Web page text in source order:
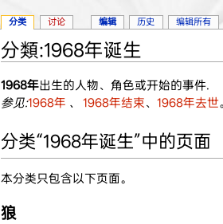
分類:1968年诞生
1968年出生的人物、角色或开始的事件.
参见:1968年 、 1968年结束、 1968年去世
分类“1968年诞生”中的页面
本分类只包含以下页面。
狼
分类 讨论 编辑 历史 编辑所有